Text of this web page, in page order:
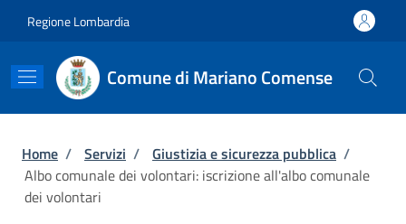
Regione Lombardia
Comune di Mariano Comense
Briciole di pane
Home / Servizi / Giustizia e sicurezza pubblica /
Albo comunale dei volontari: iscrizione all'albo comunale
dei volontari